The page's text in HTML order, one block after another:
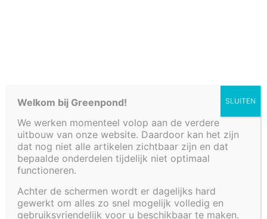
Verkooppunten
Fonteinbakken
Login
Welkom bij Greenpond!
We werken momenteel volop aan de verdere
uitbouw van onze website. Daardoor kan het zijn
dat nog niet alle artikelen zichtbaar zijn en dat
bepaalde onderdelen tijdelijk niet optimaal
functioneren.
Achter de schermen wordt er dagelijks hard
gewerkt om alles zo snel mogelijk volledig en
gebruiksvriendelijk voor u beschikbaar te maken.
SLUITEN